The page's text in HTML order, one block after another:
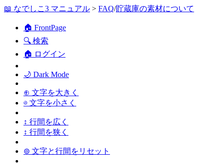
📖 なでしこ3 マニュアル > FAQ/貯蔵庫の素材について
🏠 FrontPage
🔍 検索
🏠 ログイン
🌙 Dark Mode
⊕ 文字を大きく
⊖ 文字を小さく
↕ 行間を広く
↕ 行間を狭く
⊚ 文字と行間をリセット